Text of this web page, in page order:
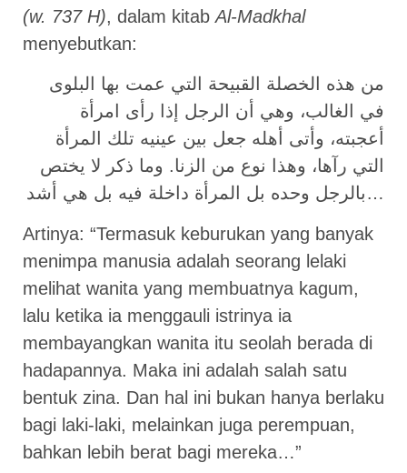
(w. 737 H), dalam kitabAl-Madkhal
menyebutkan:
من هذه الخصلة القبيحة التي عمت بها البلوى
في الغالب، وهي أن الرجل إذا رأى امرأة
أعجبته، وأتى أهله جعل بين عينيه تلك المرأة
التي رآها، وهذا نوع من الزنا. وما ذكر لا يختص
بالرجل وحده بل المرأة داخلة فيه بل هي أشد…
Artinya: “Termasuk keburukan yang banyak
menimpa manusia adalah seorang lelaki
melihat wanita yang membuatnya kagum,
lalu ketika ia menggauli istrinya ia
membayangkan wanita itu seolah berada di
hadapannya. Maka ini adalah salah satu
bentuk zina. Dan hal ini bukan hanya berlaku
bagi laki-laki, melainkan juga perempuan,
bahkan lebih berat bagi mereka…”